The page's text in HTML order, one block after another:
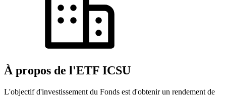
À propos de l'ETF ICSU
L'objectif d'investissement du Fonds est d'obtenir un rendement de